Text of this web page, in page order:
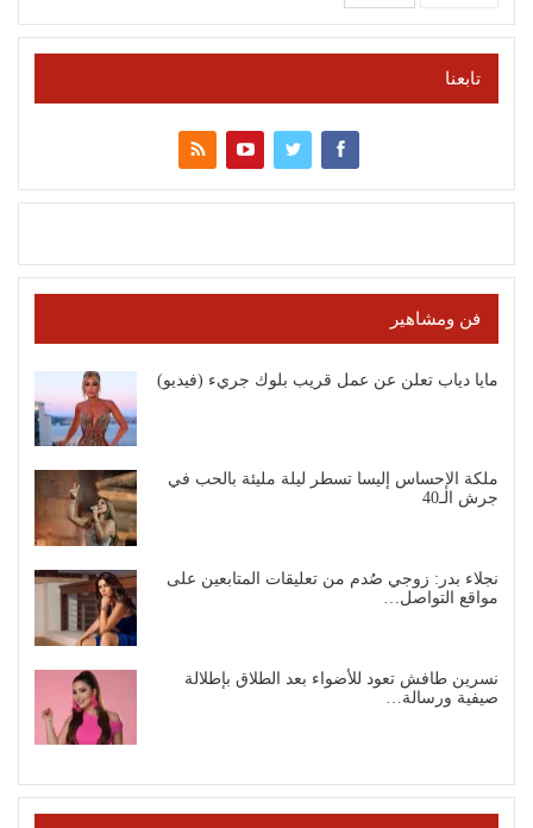
تابعنا
فن ومشاهير
مايا دياب تعلن عن عمل قريب بلوك جريء (فيديو)
ملكة الإحساس إليسا تسطر ليلة مليئة بالحب في
جرش الـ40
نجلاء بدر: زوجي صُدم من تعليقات المتابعين على
مواقع التواصل…
نسرين طافش تعود للأضواء بعد الطلاق بإطلالة
صيفية ورسالة…